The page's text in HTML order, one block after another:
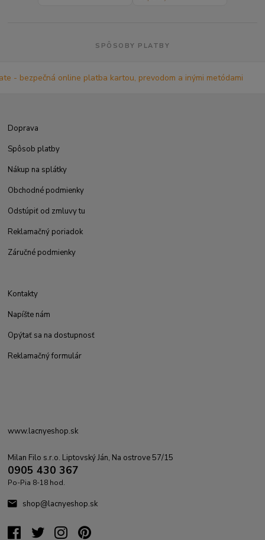
SPÔSOBY PLATBY
Doprava
Spôsob platby
Nákup na splátky
Obchodné podmienky
Odstúpiť od zmluvy tu
Reklamačný poriadok
Záručné podmienky
Kontakty
Napíšte nám
Opýtať sa na dostupnosť
Reklamačný formulár
www.lacnyeshop.sk
Milan Filo s.r.o. Liptovský Ján, Na ostrove 57/15
0905 430 367
Po-Pia 8-18 hod.
shop@lacnyeshop.sk